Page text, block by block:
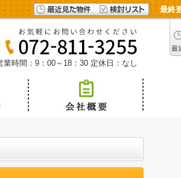
最終
最
業時間：9：00～18：30 定休日：なし